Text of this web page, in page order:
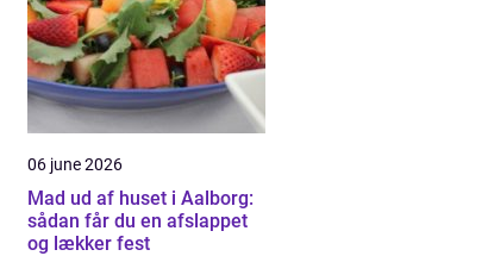
06 june 2026
Mad ud af huset i Aalborg:
sådan får du en afslappet
og lækker fest